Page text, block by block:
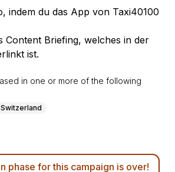
indem du das App von Taxi40100
Content Briefing, welches in der
ist.
in one or more of the following
Switzerland
phase for this campaign is over!